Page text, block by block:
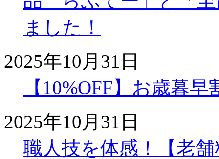
ました！
2025年10月31日
【10%OFF】お歳暮
2025年10月31日
職人技を体感！【老